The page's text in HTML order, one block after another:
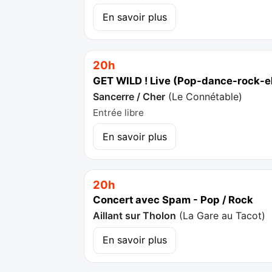
En savoir plus
20h
GET WILD ! Live (Pop-dance-rock-
Sancerre / Cher (Le Connétable)
Entrée libre
En savoir plus
20h
Concert avec Spam - Pop / Rock
Aillant sur Tholon (La Gare au Tacot)
En savoir plus